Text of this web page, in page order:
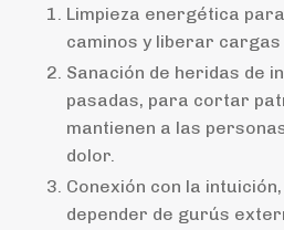
Limpieza energética
caminos y liberar cargas
Sanación de heridas de
pasadas, para cortar
mantienen a las
dolor.
Conexión con la
depender de gurús